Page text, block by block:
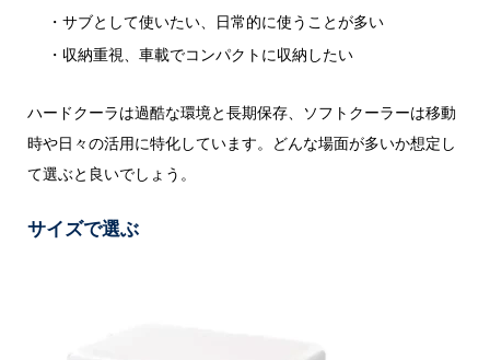
・サブとして使いたい、日常的に使うことが多い
・収納重視、車載でコンパクトに収納したい
ハードクーラは過酷な環境と長期保存、ソフトクーラーは移動
時や日々の活用に特化しています。どんな場面が多いか想定し
て選ぶと良いでしょう。
サイズで選ぶ